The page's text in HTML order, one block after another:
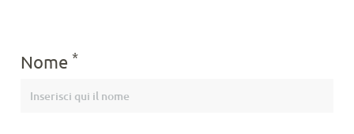
Nome*